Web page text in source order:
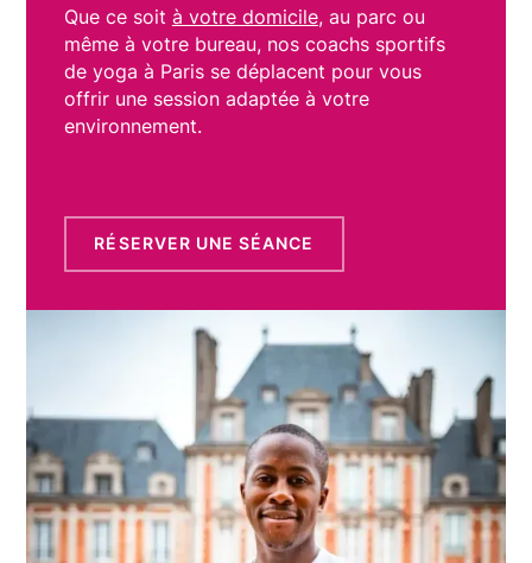
Que ce soit à votre domicile, au parc ou
même à votre bureau, nos coachs sportifs
de yoga à Paris se déplacent pour vous
offrir une session adaptée à votre
environnement.
RÉSERVER UNE SÉANCE